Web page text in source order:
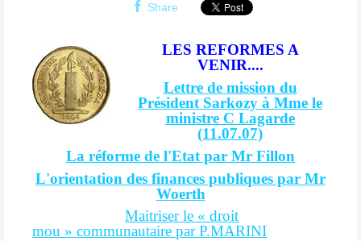
Share
LES REFORMES A
VENIR....
Lettre de mission du
Président Sarkozy à Mme le
ministre C Lagarde
(11.07.07)
La réforme de l'Etat par Mr Fillon
L'orientation des finances publiques par Mr
Woerth
Maitriser le « droit
mou » communautaire par P.MARINI